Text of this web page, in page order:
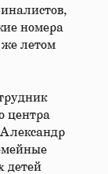
номера
же летом
центра
детей